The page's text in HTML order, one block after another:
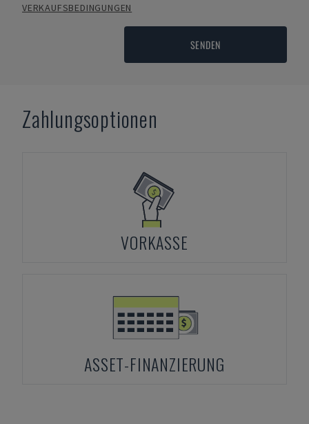
VERKAUFSBEDINGUNGEN
SENDEN
Zahlungsoptionen
VORKASSE
ASSET-FINANZIERUNG